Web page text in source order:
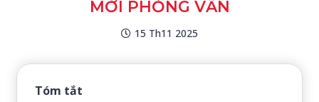
MỜI PHỎNG VẤN
15 Th11 2025
Tóm tắt